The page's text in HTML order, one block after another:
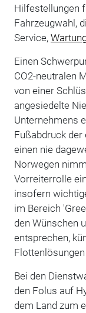
Hilfestellungen
Fahrzeugwahl,
Service,
Einen
CO2-neutralen
von einer
angesiedelte
Unternehmens
Fußabdruck
einen nie
Norwegen
Vorreiterrolle
insofern
im Bereich
den Wünschen
entsprechen,
Bei den
den Folus auf
dem Land zum